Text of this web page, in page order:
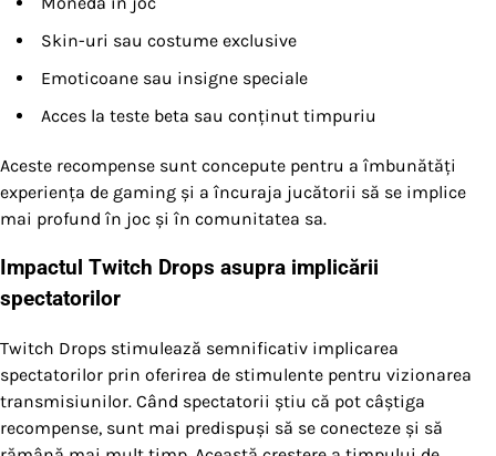
Skin-uri sau costume exclusive
Emoticoane sau insigne speciale
Acces la teste beta sau conținut timpuriu
Aceste recompense sunt concepute pentru a îmbunătăți
experiența de gaming și a încuraja jucătorii să se implice
mai profund în joc și în comunitatea sa.
Impactul Twitch Drops asupra implicării
spectatorilor
Twitch Drops stimulează semnificativ implicarea
spectatorilor prin oferirea de stimulente pentru vizionarea
transmisiunilor. Când spectatorii știu că pot câștiga
recompense, sunt mai predispuși să se conecteze și să